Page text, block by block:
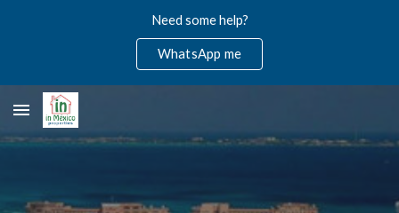
Need some help?
WhatsApp me